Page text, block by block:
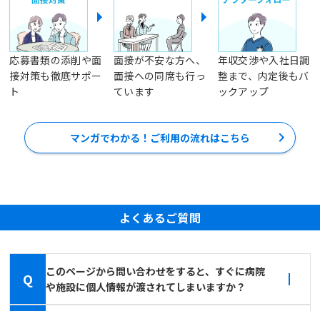
応募書類の添削や面
接対策も徹底サポー
ト
面接が不安な方へ、
面接への同席も行っ
ています
年収交渉や入社日調
整まで、内定後もバ
ックアップ
マンガでわかる！ご利用の流れはこちら
よくあるご質問
Q
このページから問い合わせをすると、すぐに病院
や施設に個人情報が渡されてしまいますか？